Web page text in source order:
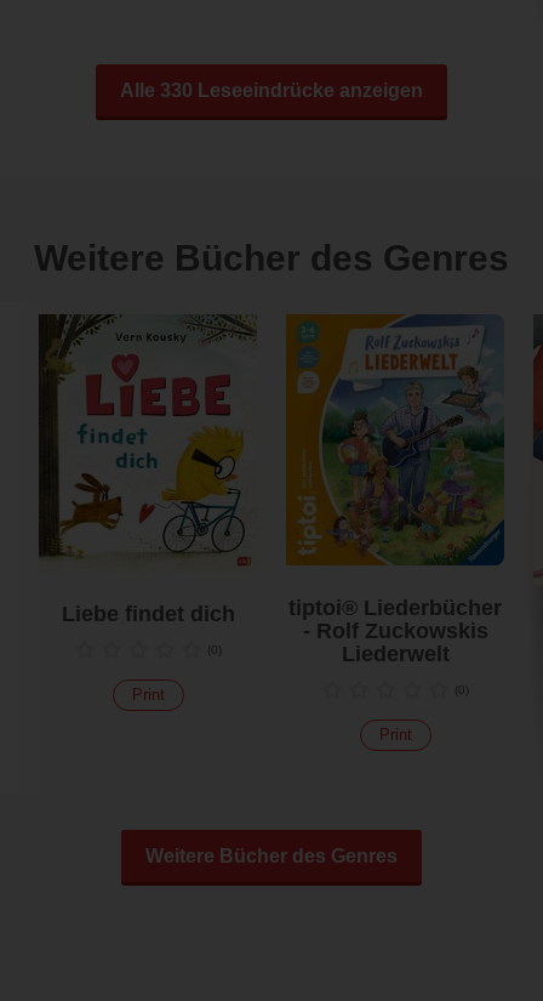
Alle 330 Leseeindrücke anzeigen
Weitere Bücher des Genres
Liebe findet dich
(0)
Print
tiptoi® Liederbücher
- Rolf Zuckowskis
Liederwelt
(0)
Print
Weitere Bücher des Genres